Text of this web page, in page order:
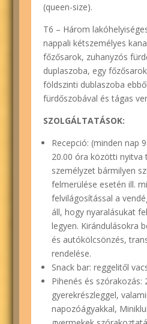
(queen-size).
T6 – Három
nappali kétszemélyes
főzősarok, zuhanyzós
duplaszoba, egy
földszinti dublaszoba
fürdőszobával és tágas
SZOLGÁLTATÁSOK:
Recepció: (minden nap
20.00 óra közötti nyitva
személyzet bármilyen
felmerülése esetén ill.
felvilágosítással a
áll, hogy nyaralásukat
legyen. Kirándulásokra
és autókölcsönzés,
rendelése.
Snack bar: reggelitől
Pihenés és szórakozás:
gyerekrészleggel,
napozóágyakkal,